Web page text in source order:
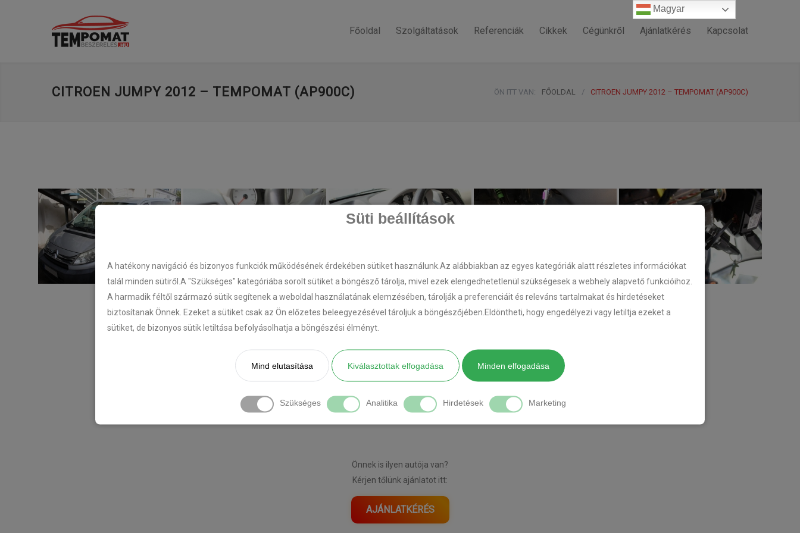
Süti beállítások
A hatékony navigáció és bizonyos funkciók működésének érdekében sütiket használunk.Az alábbiakban az egyes kategóriák alatt részletes információkat
talál minden sütiről.A "Szükséges" kategóriába sorolt sütiket a böngésző tárolja, mivel ezek elengedhetetlenül szükségesek a webhely alapvető funkcióihoz.
A harmadik féltől származó sütik segítenek a weboldal használatának elemzésében, tárolják a preferenciáit és releváns tartalmakat és hirdetéseket
biztosítanak Önnek. Ezeket a sütiket csak az Ön előzetes beleegyezésével tároljuk a böngészőjében.Eldöntheti, hogy engedélyezi vagy letiltja ezeket a
sütiket, de bizonyos sütik letiltása befolyásolhatja a böngészési élményt.
Mind elutasítása Kiválasztottak elfogadása Minden elfogadása
Szükséges Analitika Hirdetések Marketing
Főoldal Szolgáltatások Referenciák Cikkek Cégünkről Ajánlatkérés Kapcsolat
CITROEN JUMPY 2012 – TEMPOMAT (AP900C) ÖN ITT VAN: FŐOLDAL / CITROEN JUMPY 2012 – TEMPOMAT (AP900C)
[DIAVETÍTÉS INDÍTÁSA]
Önnek is ilyen autója van?
Kérjen tőlünk ajánlatot itt:
AJÁNLATKÉRÉS
Magyar